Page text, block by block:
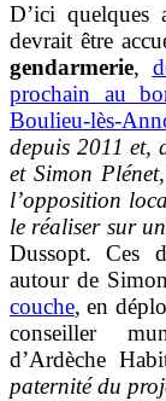
D’ici quelques
devrait être
gendarmerie,
prochain au
Boulieu-lès-
depuis 2011 et,
et Simon
l’opposition
le réaliser sur
Dussopt. Ces
autour de
couche, en
conseiller
d’Ardèche
paternité du